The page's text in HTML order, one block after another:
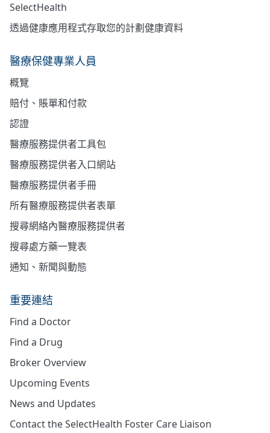
SelectHealth
透過健康應用程式存取您的計劃健康資料
醫療保健專業人員
概覽
賠付、賬單和付款
認證
醫療服務提供者工具包
醫療服務提供者入口網站
醫療服務提供者手冊
所有醫療服務提供者表單
搜尋網絡內醫療服務提供者
搜尋處方藥一覽表
通知、新聞與動態
重要連結
Find a Doctor
Find a Drug
Broker Overview
Upcoming Events
News and Updates
Contact the SelectHealth Foster Care Liaison